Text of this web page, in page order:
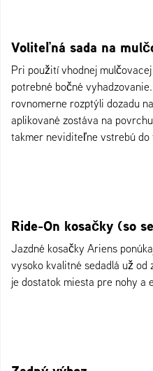
Voliteľná sada na
Pri použití vhodnej
potrebné bočné
rovnomerne rozptýli dozadu
aplikované zostáva na
takmer neviditeľne vstrebú do
Ride-On kosačky (so
Jazdné kosačky Ariens
vysoko kvalitné sedadlá už od
je dostatok miesta pre nohy a